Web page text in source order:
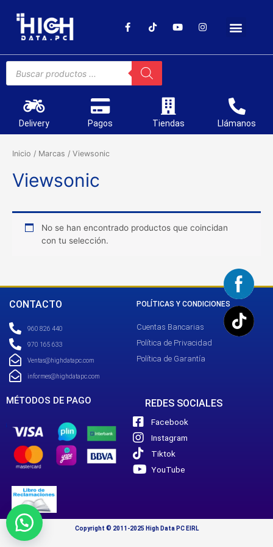
Delivery Pagos Tiendas Llámanos
Inicio / Marcas / Viewsonic
Viewsonic
No se han encontrado productos que coincidan
con tu selección.
CONTACTO
960 826 440
970 165 633
Ventas@highdatapc.com
informes@highdatapc.com
POLÍTICAS Y CONDICIONES
Cuentas Bancarias
Política de Privacidad
Política de Garantía
MÉTODOS DE PAGO REDES SOCIALES
Facebook
Instagram
Tiktok
YouTube
Copyright © 2011-2025 High Data PC EIRL